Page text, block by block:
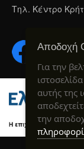
Τηλ. Κέντρο
Αποδοχή
Για την
αυτής της
την